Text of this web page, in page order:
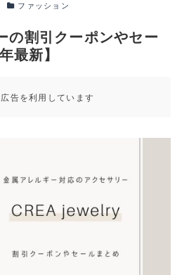
ファッション
の割引クーポンやセー
最新】
告を利用しています